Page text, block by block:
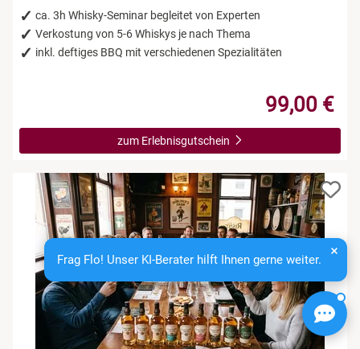
ca. 3h Whisky-Seminar begleitet von Experten
Verkostung von 5-6 Whiskys je nach Thema
inkl. deftiges BBQ mit verschiedenen Spezialitäten
99,00 €
zum Erlebnisgutschein
Frag Flo! Unser KI-Berater hilft Ihnen gerne weiter.